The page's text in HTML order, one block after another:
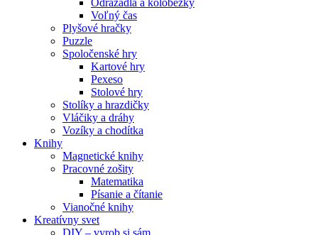
Voľný čas
Plyšové hračky
Puzzle
Spoločenské hry
Kartové hry
Pexeso
Stolové hry
Stolíky a hrazdičky
Vláčiky a dráhy
Vozíky a chodítka
Knihy
Magnetické knihy
Pracovné zošity
Matematika
Písanie a čítanie
Vianočné knihy
Kreatívny svet
DIY – vyrob si sám